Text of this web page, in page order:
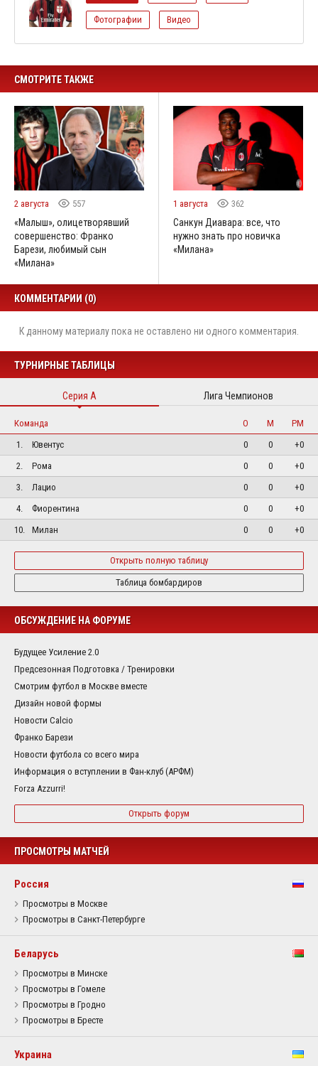
Фотографии Видео
СМОТРИТЕ ТАКЖЕ
2 августа 557
«Малыш», олицетворявший
совершенство: Франко
Барези, любимый сын
«Милана»
1 августа 362
Санкун Диавара: все, что
нужно знать про новичка
«Милана»
КОММЕНТАРИИ (0)
К данному материалу пока не оставлено ни одного комментария.
ТУРНИРНЫЕ ТАБЛИЦЫ
Серия А Лига Чемпионов
Команда О М
РМ
1.
Ювентус 0 0
+0
2.
Рома 0 0
+0
3.
Лацио 0 0
+0
4.
Фиорентина 0 0
+0
10.
Милан 0 0 +0
Открыть полную таблицу
Таблица бомбардиров
ОБСУЖДЕНИЕ НА ФОРУМЕ
Будущее Усиление 2.0
Предсезонная Подготовка / Тренировки
Смотрим футбол в Москве вместе
Дизайн новой формы
Новости Calcio
Франко Барези
Новости футбола со всего мира
Информация о вступлении в Фан-клуб (АРФМ)
Forza Azzurri!
Открыть форум
ПРОСМОТРЫ МАТЧЕЙ
Россия
Просмотры в Москве
Просмотры в Санкт-Петербурге
Беларусь
Просмотры в Минске
Просмотры в Гомеле
Просмотры в Гродно
Просмотры в Бресте
Украина